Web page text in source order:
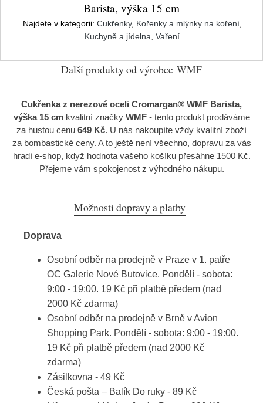
Barista, výška 15 cm
Najdete v kategorii: Cukřenky, Kořenky a mlýnky na koření,
Kuchyně a jídelna Vaření
Další produkty od výrobce WMF
Cukřenka z nerezové oceli Cromargan® WMF Barista,
výška 15 cmkvalitní značky WMF- tento produkt prodáváme
za hustou cenu 649 Kč. U nás nakoupíte vždy kvalitní zboží
za bombastické ceny. A to ještě není všechno, dopravu za vás
hradí e-shop, když hodnota vašeho košíku přesáhne 1500 Kč.
Přejeme vám spokojenost z výhodného nákupu.
Možnosti dopravy a platby
Doprava
Osobní odběr na prodejně v Praze v 1. patře
OC Galerie Nové Butovice. Pondělí - sobota:
9:00 - 19:00. 19 Kč při platbě předem (nad
2000 Kč zdarma)
Osobní odběr na prodejně v Brně v Avion
Shopping Park. Pondělí - sobota: 9:00 - 19:00.
19 Kč při platbě předem (nad 2000 Kč
zdarma)
Zásilkovna - 49 Kč
Česká pošta – Balík Do ruky - 89 Kč